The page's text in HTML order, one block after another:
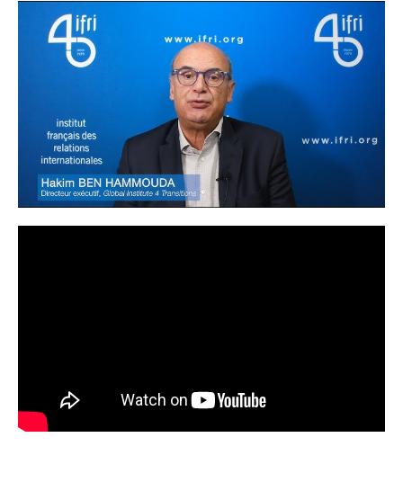
Image
principale
médiatique